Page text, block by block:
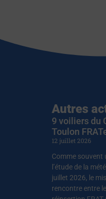
Autres
9 voiliers du
Toulon
12 juillet 2026
Comme souvent
l’étude de la
juillet 2026, le
rencontre entre